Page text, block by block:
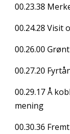
00.23.38
00.24.28 Visit
00.26.00
00.27.20
00.29.17 Å
mening
00.30.36